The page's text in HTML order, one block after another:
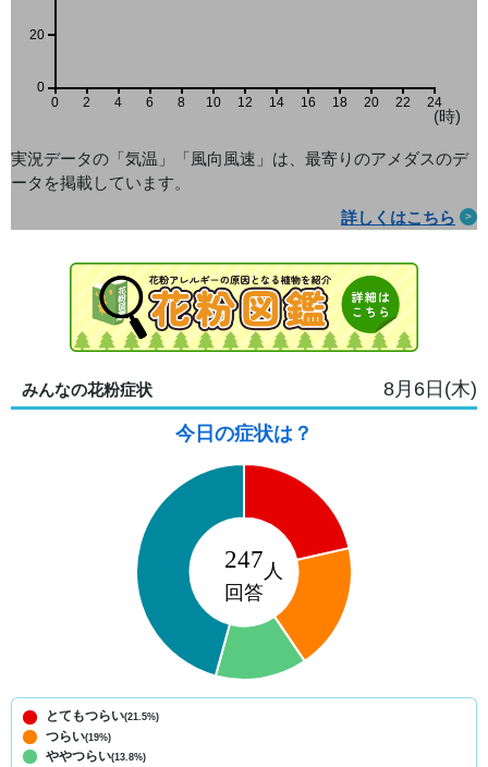
0 2 4 6 8 10 12 14 16 18 20 22 24
(時)
0
20
実況データの「気温」「風向風速」は、最寄りのアメダスのデ
ータを掲載しています。
詳しくはこちら
みんなの花粉症状 8月6日(木)
今日の症状は？
とてもつらい(21.5%)
つらい(19%)
ややつらい(13.8%)